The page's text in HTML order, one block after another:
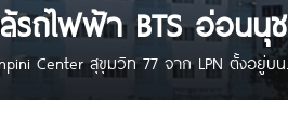
รถไฟฟ้า BTS อ่อนนุช
Center สุขุมวิท 77 จาก LPN ตั้งอยู่บน
ใกล้ทางด่วนพิเศษฉลองรัช, เทสโก้ โลตัส